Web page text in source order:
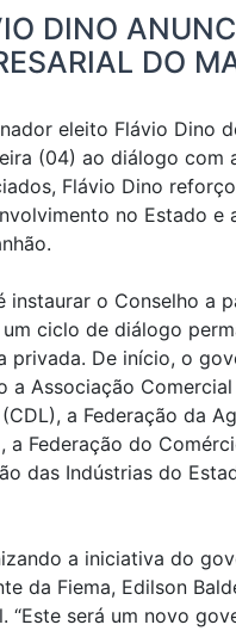
DINO
DO
eleito Flávio Dino
(04) ao diálogo com
Flávio Dino
no Estado e
instaurar o Conselho a
ciclo de diálogo
privada. De início, o
a Associação
a Federação da
a Federação do
das Indústrias do
a iniciativa do
da Fiema, Edilson
“Este será um novo